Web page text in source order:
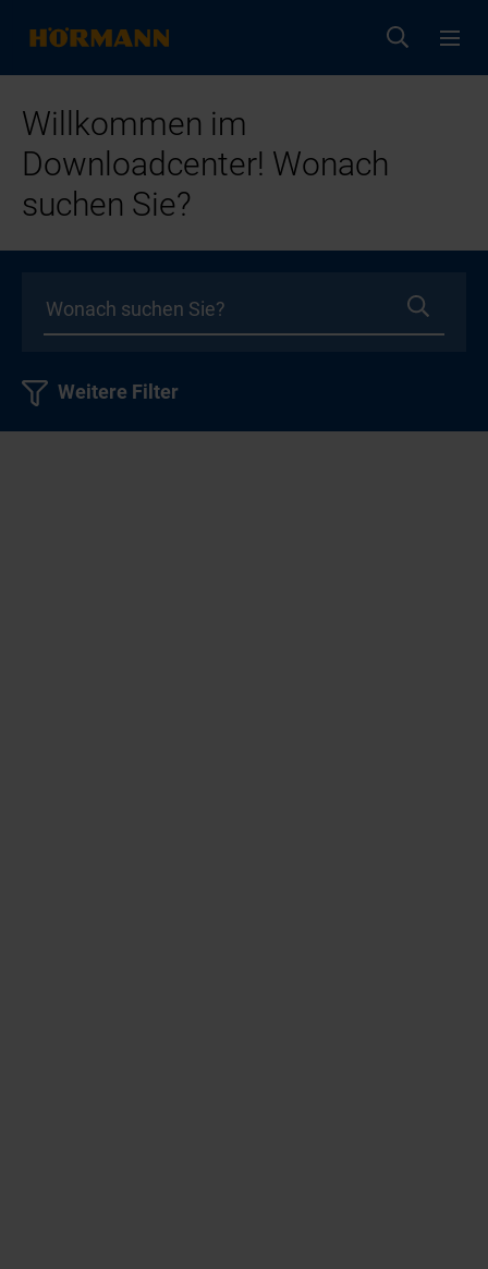
Willkommen im
Downloadcenter! Wonach
suchen Sie?
Weitere Filter